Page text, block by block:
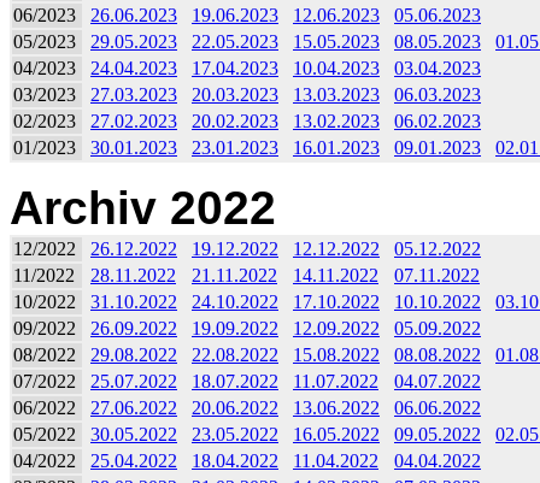
06/2023
26.06.2023 19.06.2023 12.06.2023
05.06.2023
05/2023
29.05.2023 22.05.2023 15.05.2023 08.05.2023
04/2023
24.04.2023 17.04.2023 10.04.2023
03.04.2023
03/2023
27.03.2023 20.03.2023 13.03.2023
06.03.2023
02/2023
27.02.2023 20.02.2023 13.02.2023
06.02.2023
01/2023
30.01.2023 23.01.2023 16.01.2023 09.01.2023
Archiv 2022
12/2022 26.12.2022 19.12.2022 12.12.2022
05.12.2022
11/2022
28.11.2022 21.11.2022 14.11.2022
07.11.2022
10/2022
31.10.2022 24.10.2022 17.10.2022 10.10.2022
09/2022
26.09.2022 19.09.2022 12.09.2022
05.09.2022
08/2022
29.08.2022 22.08.2022 15.08.2022 08.08.2022
07/2022
25.07.2022 18.07.2022 11.07.2022
04.07.2022
06/2022
27.06.2022 20.06.2022 13.06.2022
06.06.2022
05/2022
30.05.2022 23.05.2022 16.05.2022 09.05.2022
04/2022
25.04.2022 18.04.2022 11.04.2022
04.04.2022